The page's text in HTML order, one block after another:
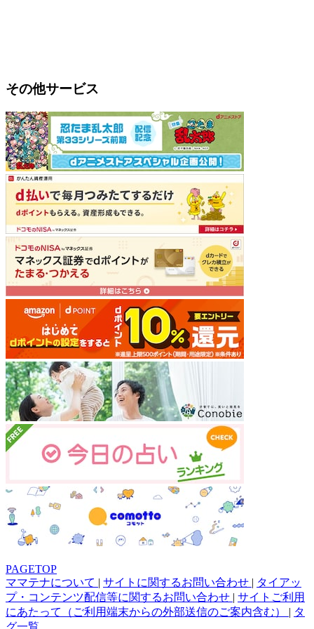
その他サービス
PAGETOP
ママテナについて | サイトに関するお問い合わせ | タイアッ
プ・コンテンツ配信等に関するお問い合わせ | サイトご利用
にあたって（ご利用端末からの外部送信のご案内含む） | タ
グ一覧